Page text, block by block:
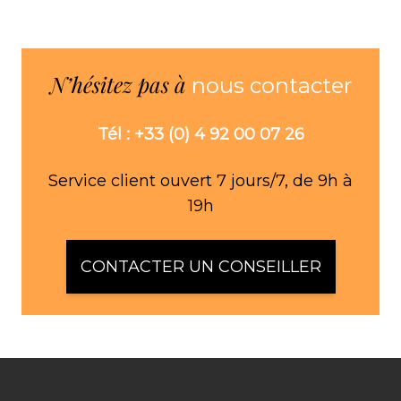
N’hésitez pas à nous contacter
Tél : +33 (0) 4 92 00 07 26
Service client ouvert 7 jours/7, de 9h à
19h
CONTACTER UN CONSEILLER